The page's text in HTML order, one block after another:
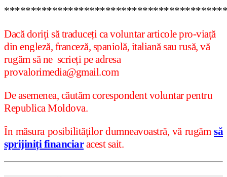
Dacă doriți să traduceți ca voluntar articole pro-viață
din engleză, franceză, spaniolă, italiană sau rusă, vă
rugăm să ne scrieți pe adresa
provalorimedia@gmail.com
De asemenea, căutăm corespondent voluntar pentru
Republica Moldova.
În măsura posibilităților dumneavoastră, vă rugăm să
sprijiniți financiaracest sait.